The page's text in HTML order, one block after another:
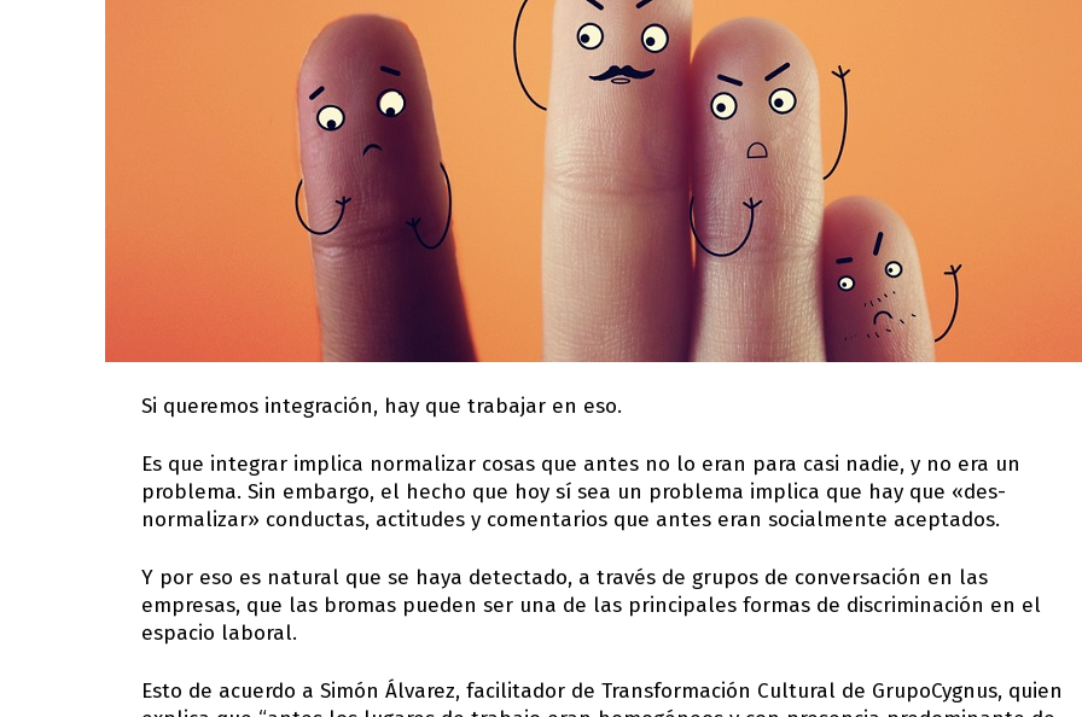
Si queremos integración, hay que trabajar en eso.
Es que integrar implica normalizar cosas que antes no lo eran para casi nadie, y no era un
problema. Sin embargo, el hecho que hoy sí sea un problema implica que hay que «des-
normalizar» conductas, actitudes y comentarios que antes eran socialmente aceptados.
Y por eso es natural que se haya detectado, a través de grupos de conversación en las
empresas, que las bromas pueden ser una de las principales formas de discriminación en el
espacio laboral.
Esto de acuerdo a Simón Álvarez, facilitador de Transformación Cultural de GrupoCygnus, quien